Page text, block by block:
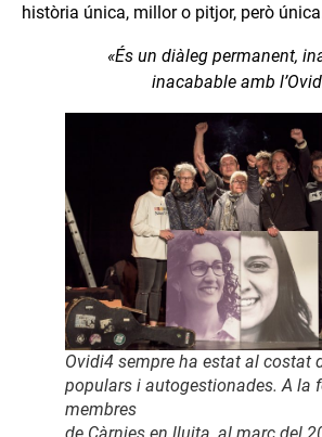
història única, millor o pitjor, però
«És un diàleg permanent,
inacabable amb
Ovidi4 sempre ha estat al costat
populars i autogestionades. A la
membres